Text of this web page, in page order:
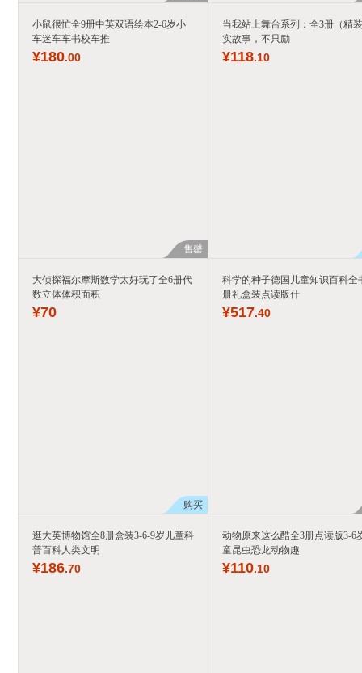
小鼠很忙全9册中英双语绘本2-6岁小
车迷车车书校车推
¥180.00
售罄
当我站上舞台系列：全3册（精
实故事，不只励
¥118.10
大侦探福尔摩斯数学太好玩了全6册代
数立体体积面积
¥70
购买
科学的种子德国儿童知识百科全
册礼盒装点读版什
¥517.40
逛大英博物馆全8册盒装3-6-9岁儿童科
普百科人类文明
¥186.70
动物原来这么酷全3册点读版3-6
童昆虫恐龙动物趣
¥110.10